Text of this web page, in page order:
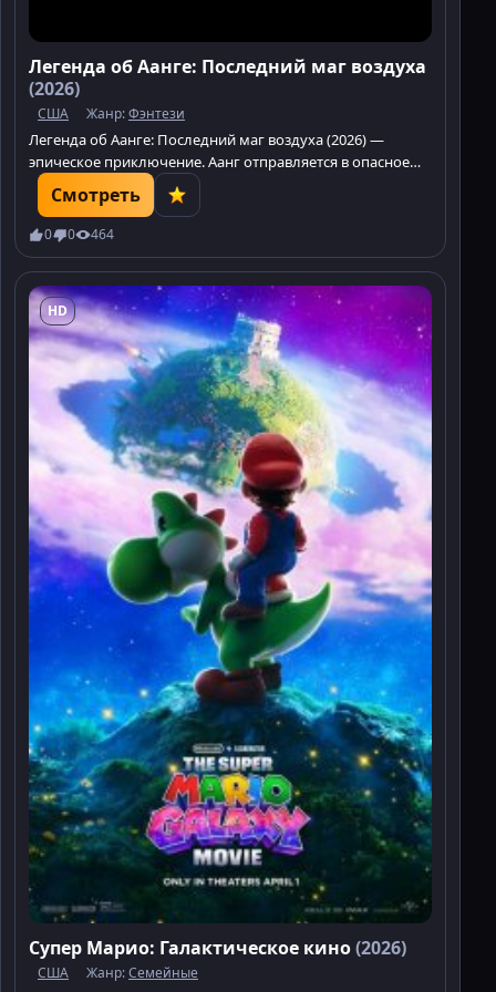
Легенда об Аанге: Последний маг воздуха
(2026)
США Жанр:Фэнтези
Легенда об Аанге: Последний маг воздуха (2026) —
эпическое приключение. Аанг отправляется в опасное
путешествие, чтобы спасти свою культуру. Не
пропустите!
Смотреть
0 0 464
HD
Супер Марио: Галактическое кино(2026)
США Жанр:Семейные